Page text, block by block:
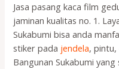
Jasa pasang kaca film
jaminan kualitas no. 1.
Sukabumi bisa anda
stiker pada jendela, pintu,
Bangunan Sukabumi